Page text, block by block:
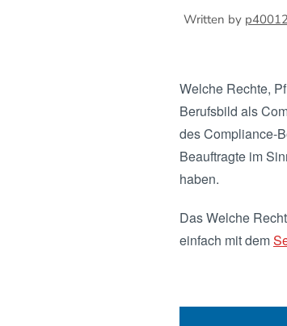
Written by
Welche Rechte,
Berufsbild als
des Compliance-
Beauftragte im
haben.
Das Welche
einfach mit dem